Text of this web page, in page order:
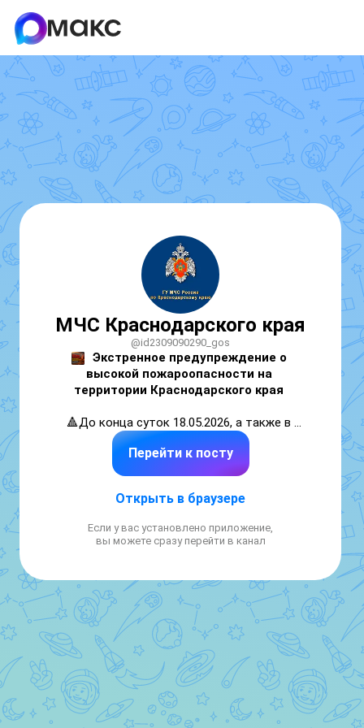
МЧС Краснодарского края
@id2309090290_gos
Экстренное предупреждение о
высокой пожароопасности на
территории Краснодарского края
🔺До конца суток 18.05.2026, а также в
течение суток 19.05.2026 местами в юго-
западных районах Краснодарского края
ожидается
высокая пожароопасность 4
Краснодарскому краю рекомендует о
🔸 находясь в лесах, запрещается
пользоваться открытыми источниками
огня вблизи сухой травы и поваленных
деревьев;
🔸разводить костер необходимо на
открытых площадках, окружив место
разведения минерализованной полосой не
менее 0,5 м. По истечении необходимости
Перейти к посту
Открыть в браузере
Если у вас установлено приложение,
вы можете сразу перейти в канал